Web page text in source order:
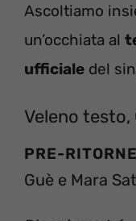
Ascoltiamo
un’occhiata al
ufficiale del
Veleno testo,
PRE-
Guè e Mara